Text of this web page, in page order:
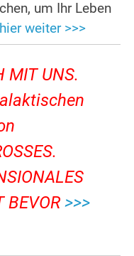
um Ihr Leben
hier weiter >>>
MIT UNS.
BEVOR >>>